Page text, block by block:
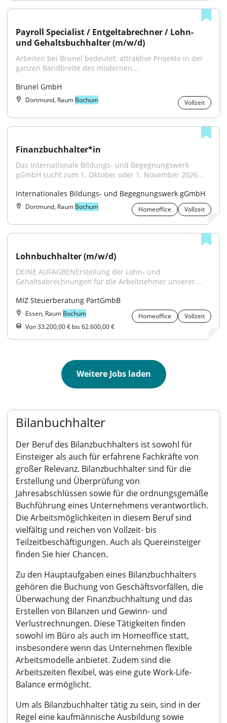
Payroll Specialist / Entgeltabrechner / Lohn-
und Gehaltsbuchhalter (m/w/d)
Arbeiten bei Brunel bedeutet: attraktive Projekte in der
ganzen Bandbreite des modernen...
Brunel GmbH
Dortmund, Raum Bochum Vollzeit
Finanzbuchhalter*in
Das Internationale Bildungs- und Begegnungswerk
gGmbH sucht zum 1. Oktober oder 1. November 2026...
Internationales Bildungs- und Begegnungswerk gGmbH
Dortmund, Raum Bochum Homeoffice Vollzeit
Lohnbuchhalter (m/w/d)
DEINE AUFAGBENErstellung der Lohn- und
Gehaltsabrechnungen für die Arbeitnehmer unserer...
MIZ Steuerberatung PartGmbB
Essen, Raum Bochum Homeoffice
Vollzeit
Von 33.200,00 € bis 62.600,00 €
Weitere Jobs laden
Bilanbuchhalter
Der Beruf des Bilanzbuchhalters ist sowohl für
Einsteiger als auch für erfahrene Fachkräfte von
großer Relevanz. Bilanzbuchhalter sind für die
Erstellung und Überprüfung von
Jahresabschlüssen sowie für die ordnungsgemäße
Buchführung eines Unternehmens verantwortlich.
Die Arbeitsmöglichkeiten in diesem Beruf sind
vielfältig und reichen von Vollzeit- bis
Teilzeitbeschäftigungen. Auch als Quereinsteiger
finden Sie hier Chancen.
Zu den Hauptaufgaben eines Bilanzbuchhalters
gehören die Buchung von Geschäftsvorfällen, die
Überwachung der Finanzbuchhaltung und das
Erstellen von Bilanzen und Gewinn- und
Verlustrechnungen. Diese Tätigkeiten finden
sowohl im Büro als auch im Homeoffice statt,
insbesondere wenn das Unternehmen flexible
Arbeitsmodelle anbietet. Zudem sind die
Arbeitszeiten flexibel, was eine gute Work-Life-
Balance ermöglicht.
Um als Bilanzbuchhalter tätig zu sein, sind in der
Regel eine kaufmännische Ausbildung sowie